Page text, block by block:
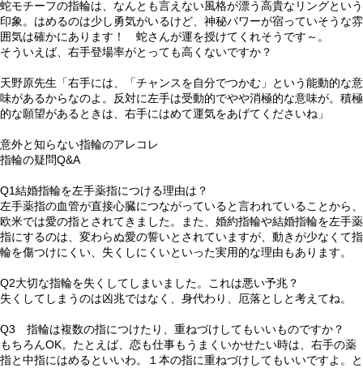
蛇モチーフの指輪は、なんとも言えない風格が漂う高貴なリングという
印象。はめるのは少し勇気がいるけど、神秘パワーが宿っていそうな雰
囲気は確かにあります！ 蛇さんが運を授けてくれそうです～。
そういえば、右手登場率がとっても高くないですか？
天野原先生「右手には、「チャンスを自分でつかむ」という能動的な意
味があるからなのよ。反対に左手は受動的でやや消極的な意味が。積極
的な願望があるときは、右手にはめて運気をあげてくださいね」
意外と知らない指輪のアレコレ
指輪の疑問Q&A
Q1結婚指輪を左手薬指につける理由は？
左手薬指の血管が直接心臓につながっていると言われていることから、
欧米では愛の指とされてきました。また、婚約指輪や結婚指輪を左手薬
指にするのは、変わらぬ愛の誓いとされていますが、動きが少なくて指
輪を傷つけにくい、失くしにくいといった実用的な理由もあります。
Q2大切な指輪を失くしてしまいました。これは悪い予兆？
失くしてしまうのは凶兆ではなく、身代わり、厄落としと考えてね。
Q3 指輪は複数の指につけたり、重ねづけしてもいいものですか？
もちろんOK。たとえば、恋も仕事もうまくいかせたい時は、右手の薬
指と中指にはめるといいわ。１本の指に重ねづけしてもいいですよ。と